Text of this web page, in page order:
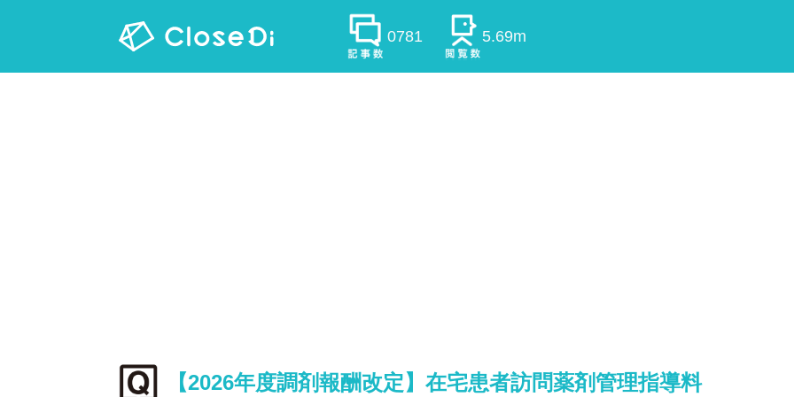
0781 5.69m
【2026年度調剤報酬改定】在宅患者訪問薬剤管理指導料